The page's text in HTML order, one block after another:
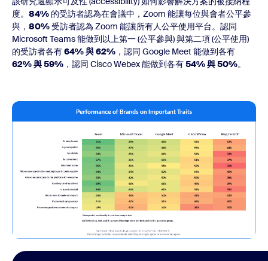
度。 84% 的受訪者認為在會議中，Zoom 能讓每位與會者公平參
與， 80%受訪者認為 Zoom 能讓所有人公平使用平台。認同
Microsoft Teams 能做到以上第一 (公平參與) 與第二項 (公平使用)
的受訪者各有64% 與 62% ，認同 Google Meet 能做到各有
62% 與 59% ，認同 Cisco Webex 能做到各有54% 與 50%。